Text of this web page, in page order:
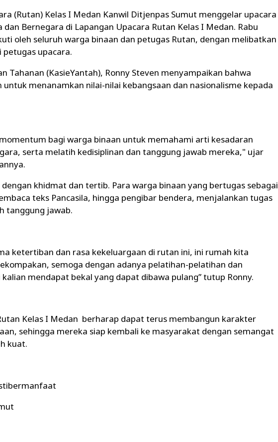
(Rutan) Kelas I Medan Kanwil Ditjenpas Sumut menggelar upacara
dan Bernegara di Lapangan Upacara Rutan Kelas I Medan. Rabu
oleh seluruh warga binaan dan petugas Rutan, dengan melibatkan
petugas upacara.
Tahanan (KasieYantah), Ronny Steven menyampaikan bahwa
menanamkan nilai-nilai kebangsaan dan nasionalisme kepada
bagi warga binaan untuk memahami arti kesadaran
serta melatih kedisiplinan dan tanggung jawab mereka," ujar
khidmat dan tertib. Para warga binaan yang bertugas sebagai
teks Pancasila, hingga pengibar bendera, menjalankan tugas
tanggung jawab.
ketertiban dan rasa kekeluargaan di rutan ini, ini rumah kita
semoga dengan adanya pelatihan-pelatihan dan
mendapat bekal yang dapat dibawa pulang” tutup Ronny.
Kelas I Medan berharap dapat terus membangun karakter
sehingga mereka siap kembali ke masyarakat dengan semangat
kuat.